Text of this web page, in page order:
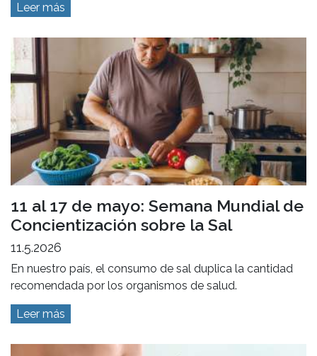
Leer más
11 al 17 de mayo: Semana Mundial de
Concientización sobre la Sal
11.5.2026
En nuestro país, el consumo de sal duplica la cantidad
recomendada por los organismos de salud.
Leer más